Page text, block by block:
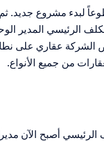
العمل طوعاً لبدء مشروع
الأسهم. أصبح المكلف الرئيسي
الشركة عقاري على
من جميع الأنواع.
الرئيسي أصبح الآن